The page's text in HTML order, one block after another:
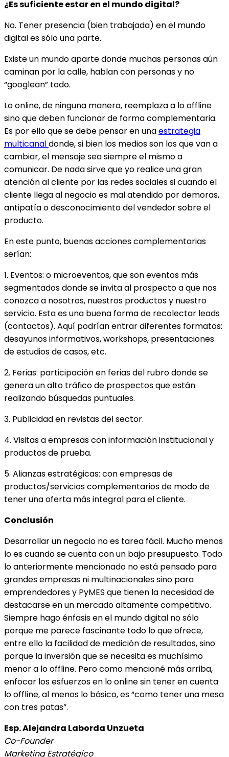
¿Es suficiente estar en el mundo digital?
No. Tener presencia (bien trabajada) en el mundo
digital es sólo una parte.
Existe un mundo aparte donde muchas personas aún
caminan por la calle, hablan con personas y no
“googlean” todo.
Lo online, de ninguna manera, reemplaza a lo offline
sino que deben funcionar de forma complementaria.
Es por ello que se debe pensar en unaestrategia
multicanaldonde, si bien los medios son los que van a
cambiar, el mensaje sea siempre el mismo a
comunicar. De nada sirve que yo realice una gran
atención al cliente por las redes sociales si cuando el
cliente llega al negocio es mal atendido por demoras,
antipatía o desconocimiento del vendedor sobre el
producto.
En este punto, buenas acciones complementarias
serían:
1. Eventos: o microeventos, que son eventos más
segmentados donde se invita al prospecto a que nos
conozca a nosotros, nuestros productos y nuestro
servicio. Esta es una buena forma de recolectar leads
(contactos). Aquí podrían entrar diferentes formatos:
desayunos informativos, workshops, presentaciones
de estudios de casos, etc.
2. Ferias: participación en ferias del rubro donde se
genera un alto tráfico de prospectos que están
realizando búsquedas puntuales.
3. Publicidad en revistas del sector.
4. Visitas a empresas con información institucional y
productos de prueba.
5. Alianzas estratégicas: con empresas de
productos/servicios complementarios de modo de
tener una oferta más integral para el cliente.
Conclusión
Desarrollar un negocio no es tarea fácil. Mucho menos
lo es cuando se cuenta con un bajo presupuesto. Todo
lo anteriormente mencionado no está pensado para
grandes empresas ni multinacionales sino para
emprendedores y PyMES que tienen la necesidad de
destacarse en un mercado altamente competitivo.
Siempre hago énfasis en el mundo digital no sólo
porque me parece fascinante todo lo que ofrece,
entre ello la facilidad de medición de resultados, sino
porque la inversión que se necesita es muchísimo
menor a lo offline. Pero como mencioné más arriba,
enfocar los esfuerzos en lo online sin tener en cuenta
lo offline, al menos lo básico, es “como tener una mesa
con tres patas”.
Esp. Alejandra Laborda Unzueta
Co-Founder
Marketing Estratégico